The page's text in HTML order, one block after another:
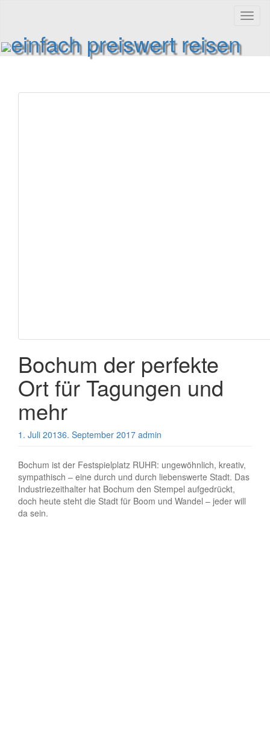
einfach preiswert reisen
Reiseinformationen und Reisetipps
Bochum der perfekte
Ort für Tagungen und
mehr
1. Juli 20136. September 2017 admin
Bochum ist der Festspielplatz RUHR: ungewöhnlich, kreativ,
sympathisch – eine durch und durch liebenswerte Stadt. Das
Industriezeithalter hat Bochum den Stempel aufgedrückt,
doch heute steht die Stadt für Boom und Wandel – jeder will
da sein.